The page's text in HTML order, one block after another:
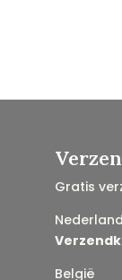
Gratis
Nederland
België